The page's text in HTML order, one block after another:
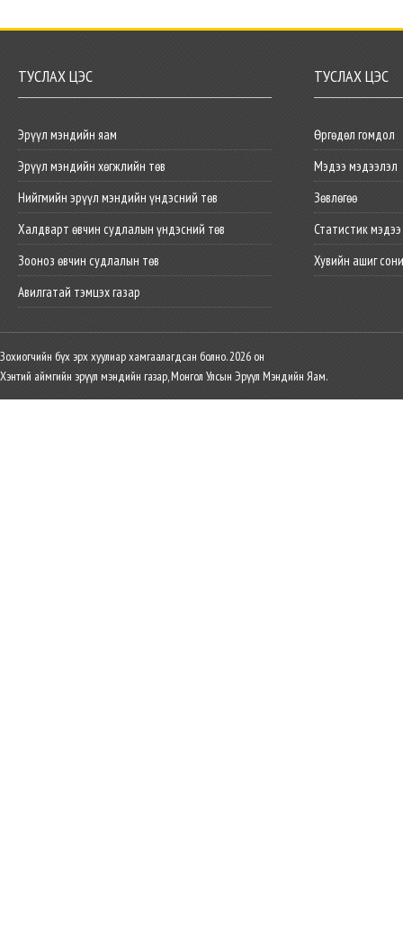
ТУСЛАХ ЦЭС
Эрүүл мэндийн яам
Эрүүл мэндийн хөгжлийн төв
Нийгмийн эрүүл мэндийн үндэсний төв
Халдварт өвчин судлалын үндэсний төв
Зооноз өвчин судлалын төв
Авилгатай тэмцэх газар
ТУСЛАХ ЦЭС
Өргөдөл гомдол
Мэдээ мэдээлэл
Зөвлөгөө
Статистик мэдээ
Хувийн ашиг
Зохиогчийн бүх эрх хуулиар хамгаалагдсан болно. 2026 он
Хэнтий аймгийн эрүүл мэндийн газар, Монгол Улсын Эрүүл Мэндийн Яам.